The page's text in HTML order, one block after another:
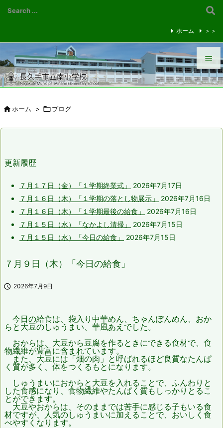


メニュ

ホーム ＞＞
ホーム > ブログ
更新履歴
７月１７日（金）「１学期終業式」
2026年7月17日
７月１６日（木）「１学期の落とし物展示」
2026年7月16日
７月１６日（木）「１学期最後の給食」
2026年7月16日
７月１５日（水）「なかよし清掃」
2026年7月15日
７月１５日（水）「今日の給食」
2026年7月15日
７月９日（木）「今日の給食」
 2026年7月9日
今日の給食は、袋入り中華めん、ちゃんぽんめん、おか
らと大豆のしゅうまい、華風あえでした。
おからは、大豆から豆腐を作るときにできる食材で、食
物繊維が豊富に含まれています。
また、大豆には「畑の肉」と呼ばれるほど良質なたんぱ
く質が多く、体をつくるもとになります。
しゅうまいにおからと大豆を入れることで、ふんわりと
した食感になり、食物繊維やたんぱく質もしっかりとるこ
とができます。
大豆やおからは、そのままでは苦手に感じる子もいる食
材ですが、人気のしゅうまいに加えることで、おいしく食
べやすくなります。